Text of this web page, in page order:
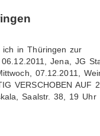
in Thüringen zur
Jena, JG
07.12.2011,
VERSCHOBEN AUF
Saalstr. 38, 19 Uhr